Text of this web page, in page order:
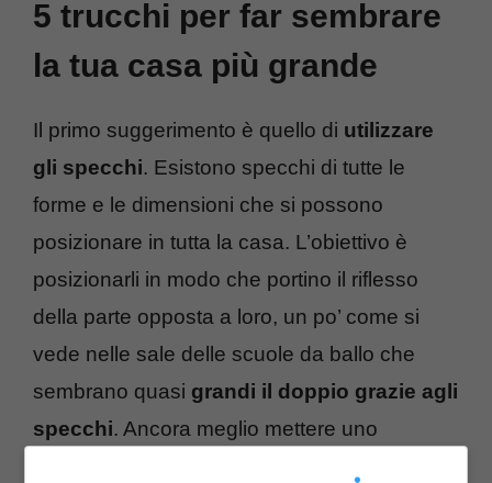
5 trucchi per far sembrare
la tua casa più grande
Il primo suggerimento è quello di utilizzare
gli specchi. Esistono specchi di tutte le
forme e le dimensioni che si possono
posizionare in tutta la casa. L’obiettivo è
posizionarli in modo che portino il riflesso
della parte opposta a loro, un po’ come si
vede nelle sale delle scuole da ballo che
sembrano quasi grandi il doppio grazie agli
specchi. Ancora meglio mettere uno